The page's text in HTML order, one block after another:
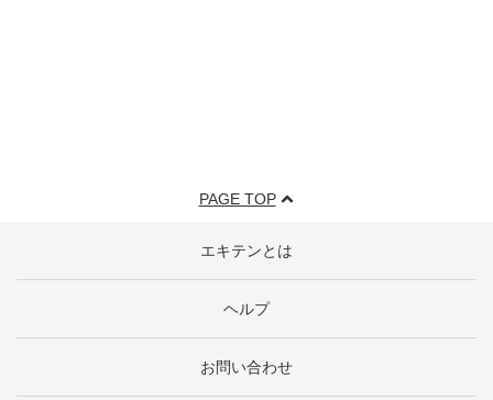
PAGE TOP
エキテンとは
ヘルプ
お問い合わせ